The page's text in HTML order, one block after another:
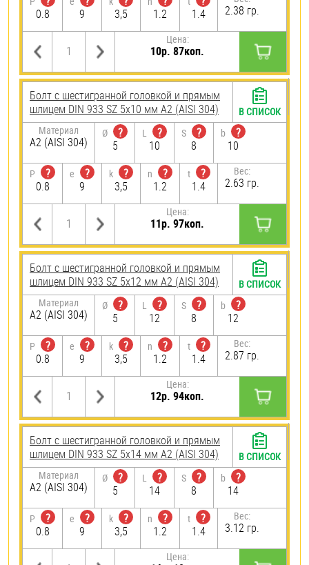
0.8
9
3,5
1.2
1.4
2.38 гр.
Цена:
10р. 87коп.
Болт с шестигранной головкой и прямым
шлицем DIN 933 SZ 5х10 мм А2 (AISI 304)
Материал
А2 (AISI 304)
Ø
?
5
L
?
10
S
?
8
b
?
10
P
?
0.8
e
?
9
k
?
3,5
n
?
1.2
t
?
1.4
Вес:
2.63 гр.
Цена:
11р. 97коп.
В СПИСОК
Болт с шестигранной головкой и прямым
шлицем DIN 933 SZ 5х12 мм А2 (AISI 304)
Материал
А2 (AISI 304)
Ø
?
5
L
?
12
S
?
8
b
?
12
P
?
0.8
e
?
9
k
?
3,5
n
?
1.2
t
?
1.4
Вес:
2.87 гр.
Цена:
12р. 94коп.
В СПИСОК
Болт с шестигранной головкой и прямым
шлицем DIN 933 SZ 5х14 мм А2 (AISI 304)
Материал
А2 (AISI 304)
Ø
?
5
L
?
14
S
?
8
b
?
14
P
?
0.8
e
?
9
k
?
3,5
n
?
1.2
t
?
1.4
Вес:
3.12 гр.
Цена:
В СПИСОК